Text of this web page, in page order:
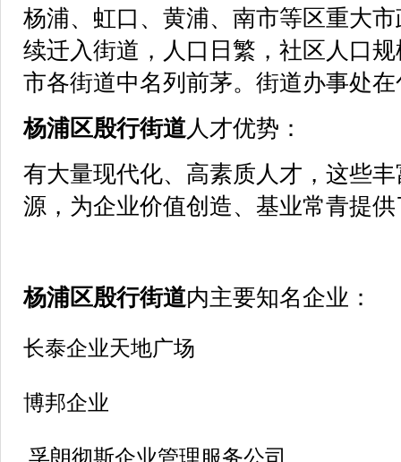
杨浦、虹口、黄浦、南市等区重大
续迁入街道，人口日繁，社区人口
市各街道中名列前茅。街道办事处
杨浦区殷行街道人才优势：
有大量现代化、高素质人才，这些
源，为企业价值创造、基业常青提
杨浦区殷行街道内主要知名企业：
长泰企业天地广场
博邦企业